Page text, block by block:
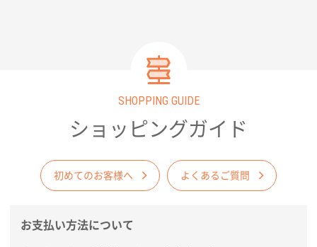
SHOPPING GUIDE
ショッピングガイド
初めてのお客様へ よくあるご質問
お支払い方法について